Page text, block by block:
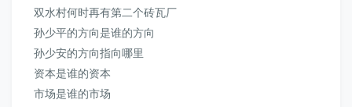
双水村何时再有第二个砖瓦厂
孙少平的方向是谁的方向
孙少安的方向指向哪里
资本是谁的资本
市场是谁的市场